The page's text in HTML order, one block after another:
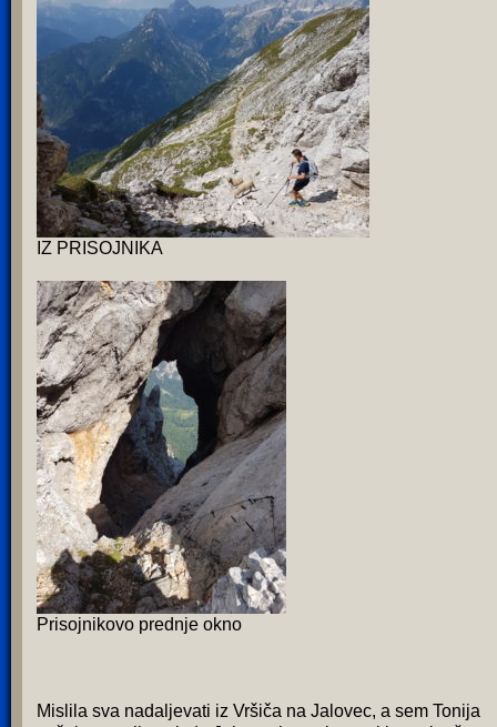
IZ PRISOJNIKA
Prisojnikovo prednje okno
Mislila sva nadaljevati iz Vršiča na Jalovec, a sem Tonija